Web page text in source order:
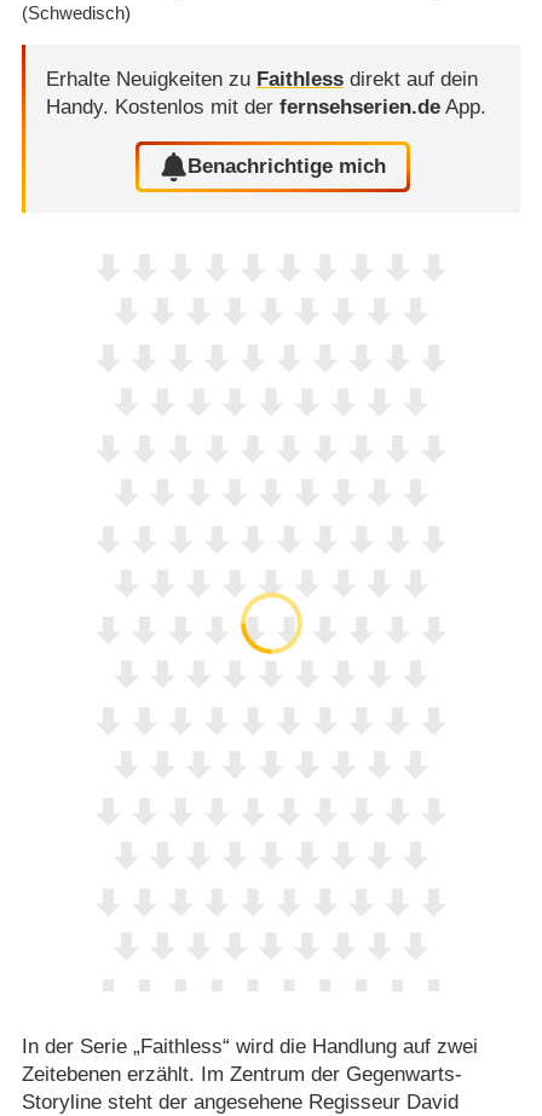
(Schwedisch)
Erhalte Neuigkeiten zu Faithlessdirekt auf dein
Handy. Kostenlos mit der fernsehserien.deApp.
Benachrichtige mich
In der Serie „Faithless“ wird die Handlung auf zwei
Zeitebenen erzählt. Im Zentrum der Gegenwarts-
Storyline steht der angesehene Regisseur David